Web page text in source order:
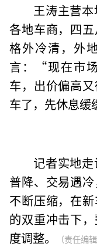
王涛主营
各地车商，四
格外冷清，外
言：“现在市
车，出价偏高
车了，先休息缓
记者实地
普降、交易遇
不断压缩，在
的双重冲击下
度调整。
（责任编